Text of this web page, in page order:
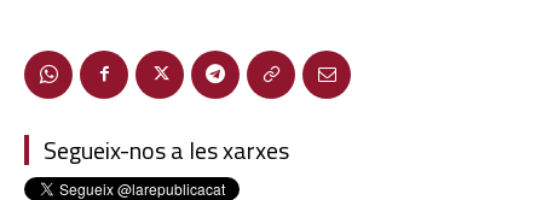
Segueix-nos a les xarxes